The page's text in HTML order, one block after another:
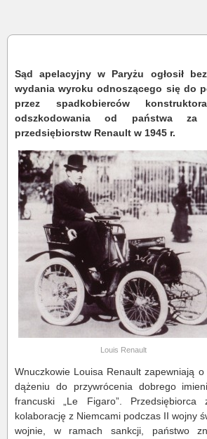
Sąd apelacyjny w Paryżu ogłosił
wydania wyroku odnoszącego się do
przez spadkobierców
odszkodowania od państwa za
przedsiębiorstw Renault w 1945 r.
Louis Renault
Wnuczkowie Louisa Renault zapewniają o
dążeniu do przywrócenia dobrego
francuski „Le Figaro”. Przedsiębiorca
kolaborację z Niemcami podczas II wojny
wojnie, w ramach sankcji, państwo